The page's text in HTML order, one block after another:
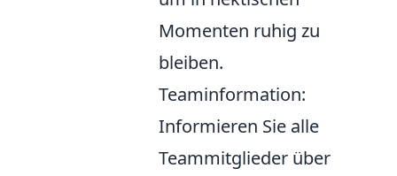
Momenten ruhig zu
bleiben.
Teaminformation:
Informieren Sie alle
Teammitglieder über